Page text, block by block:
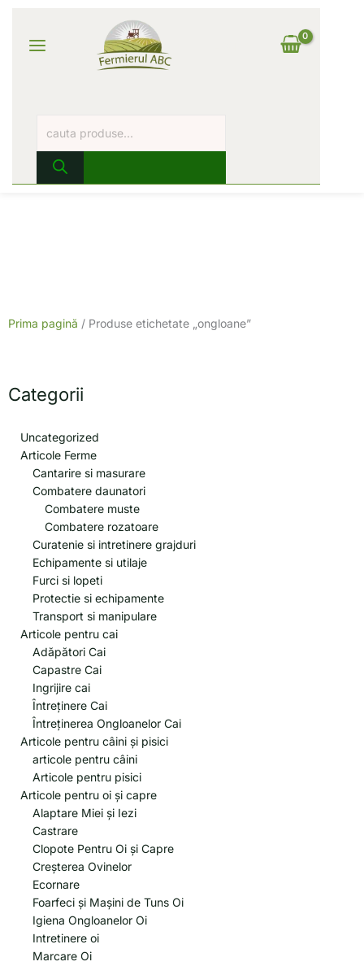
contentMenu
Prima pagină / Produse etichetate „ongloane”
Categorii
Uncategorized
Articole Ferme
Cantarire si masurare
Combatere daunatori
Combatere muste
Combatere rozatoare
Curatenie si intretinere grajduri
Echipamente si utilaje
Furci si lopeti
Protectie si echipamente
Transport si manipulare
Articole pentru cai
Adăpători Cai
Capastre Cai
Ingrijire cai
Întreținere Cai
Întreținerea Ongloanelor Cai
Articole pentru câini și pisici
articole pentru câini
Articole pentru pisici
Articole pentru oi și capre
Alaptare Miei și Iezi
Castrare
Clopote Pentru Oi și Capre
Creșterea Ovinelor
Ecornare
Foarfeci și Mașini de Tuns Oi
Igiena Ongloanelor Oi
Intretinere oi
Marcare Oi